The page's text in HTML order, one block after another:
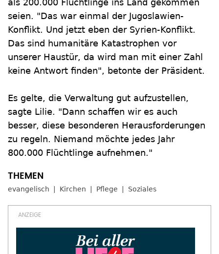
als 200.000 Flüchtlinge ins Land gekommen
seien. "Das war einmal der Jugoslawien-
Konflikt. Und jetzt eben der Syrien-Konflikt.
Das sind humanitäre Katastrophen vor
unserer Haustür, da wird man mit einer Zahl
keine Antwort finden", betonte der Präsident.
Es gelte, die Verwaltung gut aufzustellen,
sagte Lilie. "Dann schaffen wir es auch
besser, diese besonderen Herausforderungen
zu regeln. Niemand möchte jedes Jahr
800.000 Flüchtlinge aufnehmen."
evangelisch Kirchen Pflege Soziales